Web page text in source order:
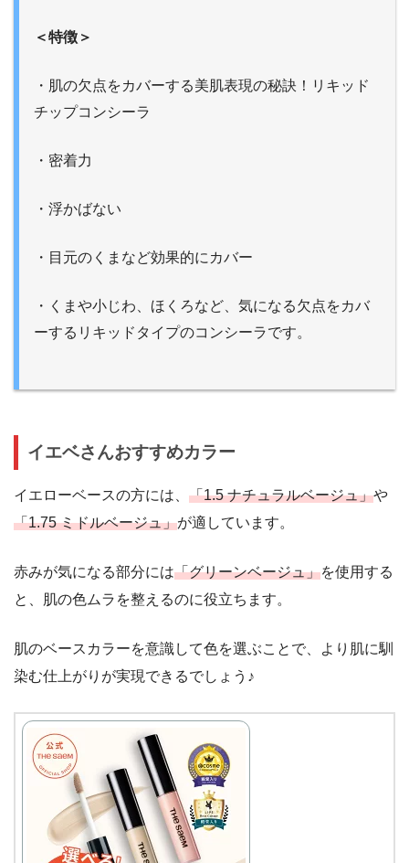
＜特徴＞
・肌の欠点をカバーする美肌表現の秘訣！リキッド
チップコンシーラ
・密着力
・浮かばない
・目元のくまなど効果的にカバー
・くまや小じわ、ほくろなど、気になる欠点をカバ
ーするリキッドタイプのコンシーラです。
イエベさんおすすめカラー
イエローベースの方には、 「1.5 ナチュラルベージュ」や
「1.75 ミドルベージュ」が適しています。
赤みが気になる部分には「グリーンベージュ」を使用する
と、肌の色ムラを整えるのに役立ちます。
肌のベースカラーを意識して色を選ぶことで、より肌に馴
染む仕上がりが実現できるでしょう♪